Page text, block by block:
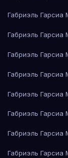
Габриэль Гарсиа
Габриэль Гарсиа
Габриэль Гарсиа
Габриэль Гарсиа
Габриэль Гарсиа
Габриэль Гарсиа
Габриэль Гарсиа
Габриэль Гарсиа